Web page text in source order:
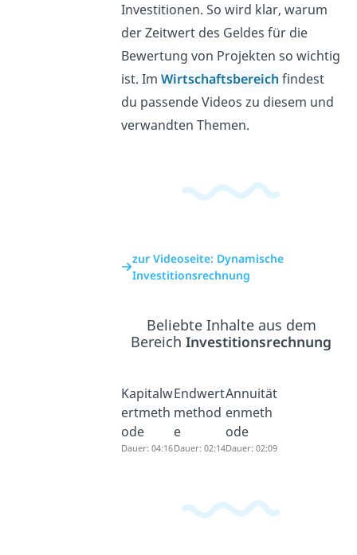
Investitionen. So wird klar, warum
der Zeitwert des Geldes für die
Bewertung von Projekten so wichtig
ist. ImWirtschaftsbereich findest
du passende Videos zu diesem und
verwandten Themen.
zur Videoseite: Dynamische
Investitionsrechnung
Beliebte Inhalte aus dem
BereichInvestitionsrechnung
Kapitalw
ertmeth
ode
Dauer: 04:16
Endwert
method
e
Dauer: 02:14
Annuität
enmeth
ode
Dauer: 02:09